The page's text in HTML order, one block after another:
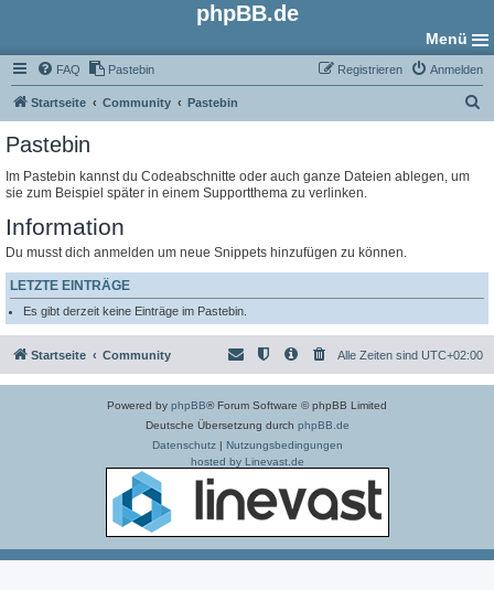
phpBB.de
Menü
FAQ Pastebin Anmelden
Registrieren
Startseite Community Pastebin
Pastebin
Im Pastebin kannst du Codeabschnitte oder auch ganze Dateien ablegen, um
sie zum Beispiel später in einem Supportthema zu verlinken.
Information
Du musst dich anmelden um neue Snippets hinzufügen zu können.
LETZTE EINTRÄGE
Es gibt derzeit keine Einträge im Pastebin.
Startseite Community Alle Zeiten sind UTC+02:00
Powered by phpBB® Forum Software © phpBB Limited
Deutsche Übersetzung durch phpBB.de
Datenschutz|
Nutzungsbedingungen
hosted by Linevast.de